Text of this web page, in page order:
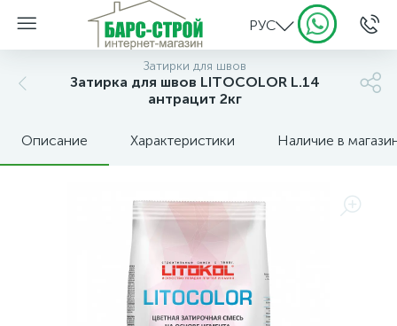
РУС
Затирки для швов
Затирка для швов LITOCOLOR L.14
антрацит 2кг
Описание Характеристики Наличие в